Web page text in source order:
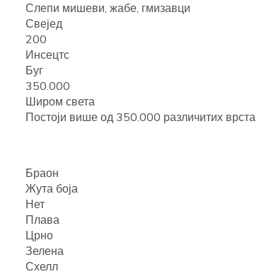
Слепи мишеви, жабе, гмизавци
Свејед
200
Инсецтс
Буг
350.000
Широм света
Постоји више од 350.000 различитих врста
Браон
Жута боја
Нет
Плава
Црно
Зелена
Схелл